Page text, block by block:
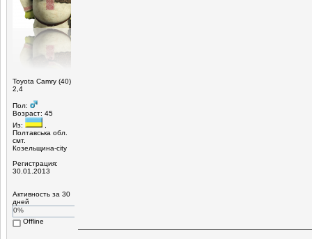
Toyota Camry (40)
2,4
Пол:
Возраст: 45
Из:
Полтавська обл.
смт.
Козельщина-city
Регистрация:
30.01.2013
Активность за 30
дней
0%
Offline